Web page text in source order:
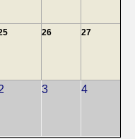
26 27
3 4